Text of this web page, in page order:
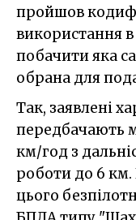
пройшов
використання в
побачити яка
обрана для
Так, заявлені
передбачають
км/год з
роботи до 6
цього